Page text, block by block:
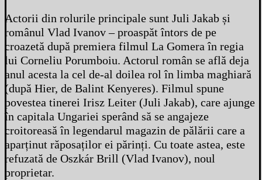
Actorii din rolurile principale sunt Juli Jakab și
românul Vlad Ivanov – proaspăt întors de pe
croazetă după premiera filmul La Gomera în regia
lui Corneliu Porumboiu. Actorul român se află deja
anul acesta la cel de-al doilea rol în limba maghiară
(după Hier, de Balint Kenyeres). Filmul spune
povestea tinerei Irisz Leiter (Juli Jakab), care ajunge
în capitala Ungariei sperând să se angajeze
croitoreasă în legendarul magazin de pălării care a
aparținut răposaților ei părinți. Cu toate astea, este
refuzată de Oszkár Brill (Vlad Ivanov), noul
proprietar.